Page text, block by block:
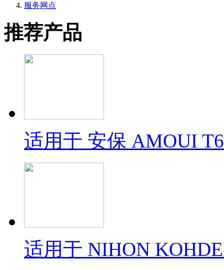
服务网点
推荐产品
适用于 安保 AMOUI
适用于 NIHON